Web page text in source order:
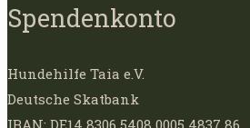
Spendenkonto
Hundehilfe Taia e.V.
Deutsche Skatbank
IBAN: DE14 8306 5408 0005 4837 86